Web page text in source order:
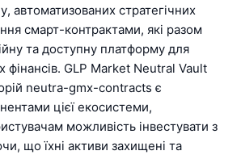
автоматизованих стратегічних
смарт-контрактами, які разом
та доступну платформу для
фінансів. GLP Market Neutral Vault
neutra-gmx-contracts є
цієї екосистеми,
можливість інвестувати з
що їхні активи захищені та